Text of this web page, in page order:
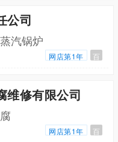
公司
汽锅炉
网店第1年 百
维修有限公司
网店第1年 百